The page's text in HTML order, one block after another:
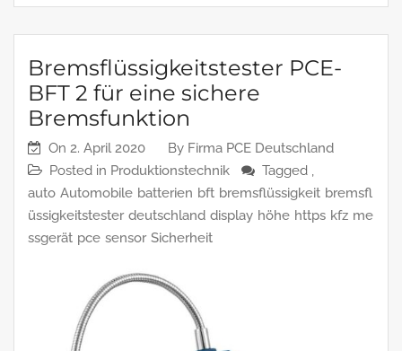
Bremsflüssigkeitstester PCE-
BFT 2 für eine sichere
Bremsfunktion
On 2. April 2020 By Firma PCE Deutschland
Posted in Produktionstechnik
Tagged ,
auto Automobile batterien bft bremsflüssigkeit bremsfl
üssigkeitstester deutschland display höhe https kfz me
ssgerät pce sensor Sicherheit